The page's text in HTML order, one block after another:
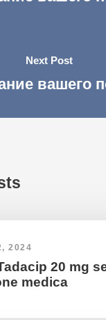
Next Post
вашего
2024
20 mg
medica